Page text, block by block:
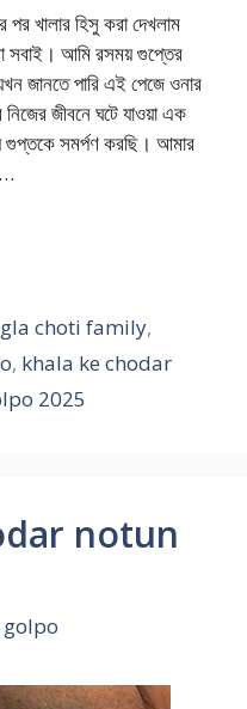
হিসু করা দেখলাম
সবাই। আমি রসময় গুপ্তের
জানতে পারি এই পেজে ওনার
জীবনে ঘটে যাওয়া এক
গুপ্তকে সমর্পণ করছি। আমার
…
choti family,
, khala ke chodar
2025
notun
golpo